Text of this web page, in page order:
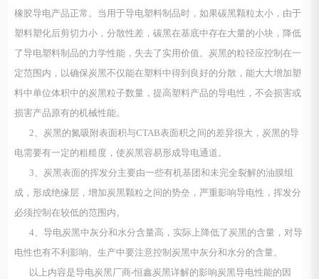
橡胶导电产品正常。当用于导电塑料制品时，如果碳黑颗粒太小，由于
塑料塑化后剪切力小，分散性差，碳黑在基底中存在大量的小块，降低
了导电塑料制品的力学性能，失去了实用价值。炭黑的粒径应控制在一
定范围内，以确保炭黑不仅能在塑料中得到良好的分散，能大大增加塑
料中单位体积中的炭黑粒子数量，提高塑料产品的导电性，不会损害或
损害产品原有的机械性能。
2、炭黑的氮吸附表面积与CTAB表面积之间的差异很大，炭黑的导
电需要有一定的粗糙度，使炭黑容易形成导电通道。
3、炭黑表面的挥发分主要由一些有机基团和未完全裂解的油膜组
成，形成绝缘层，增加炭黑颗粒之间的势垒，严重影响导电性，挥发分
必须控制在较低的范围内。
4、导电炭黑中灰分和水分含量高，实际上降低了炭黑的含量，对导
电性也有不利影响。生产中要注意控制炭黑中灰分和水分的含量。
以上内容是导电炭黑厂商-恒鑫炭黑详解的影响炭黑导电性能的因